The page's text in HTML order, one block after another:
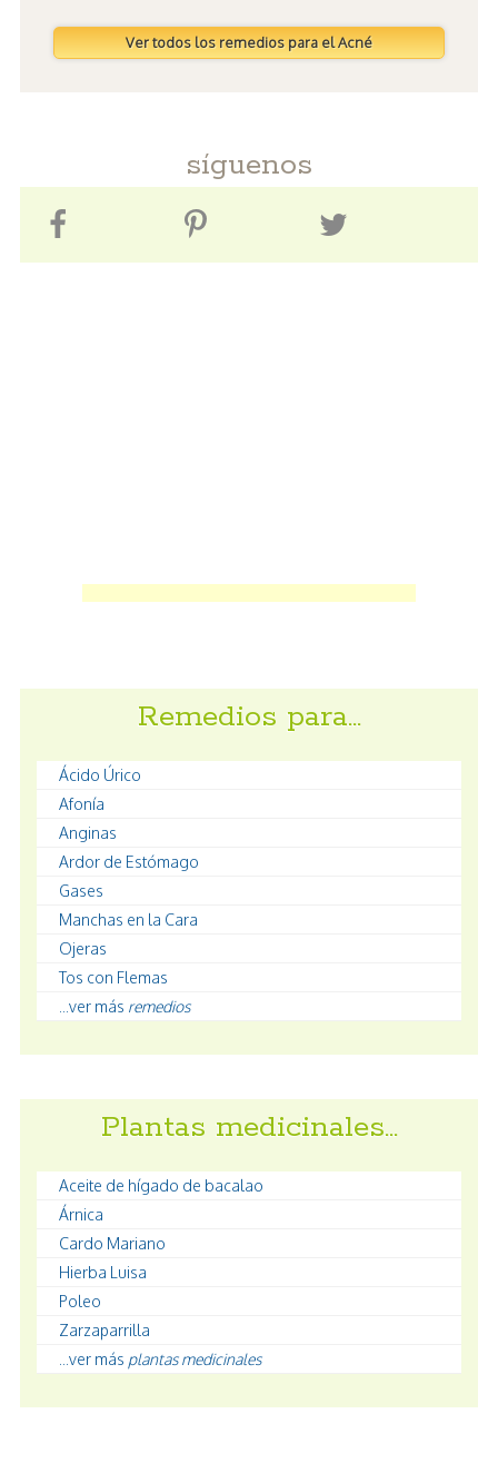
Ver todos los remedios para el Acné
síguenos
Remedios para…
Ácido Úrico
Afonía
Anginas
Ardor de Estómago
Gases
Manchas en la Cara
Ojeras
Tos con Flemas
...ver más remedios
Plantas medicinales…
Aceite de hígado de bacalao
Árnica
Cardo Mariano
Hierba Luisa
Poleo
Zarzaparrilla
...ver más plantas medicinales